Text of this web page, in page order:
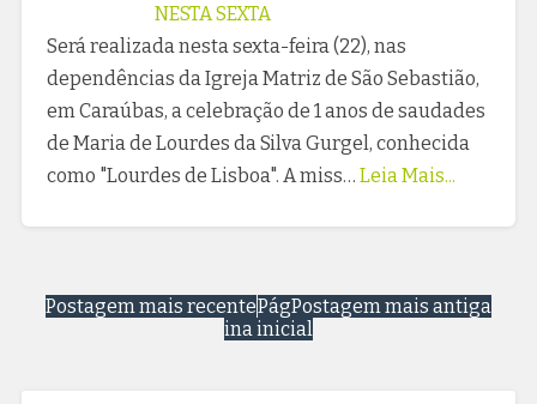
NESTA SEXTA
Será realizada nesta sexta-feira (22), nas
dependências da Igreja Matriz de São Sebastião,
em Caraúbas, a celebração de 1 anos de saudades
de Maria de Lourdes da Silva Gurgel, conhecida
como "Lourdes de Lisboa". A miss… Leia Mais...
Postagem mais recente Postagem mais antiga
Pág
ina inicial